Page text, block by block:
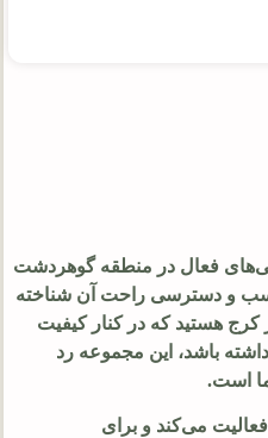
فعال در منطقه گوهردشت
و دسترسی راحت آن شناخته
هستید که در کنار کیفیت
باشد، این مجموعه رد
است.
می‌کند و برای